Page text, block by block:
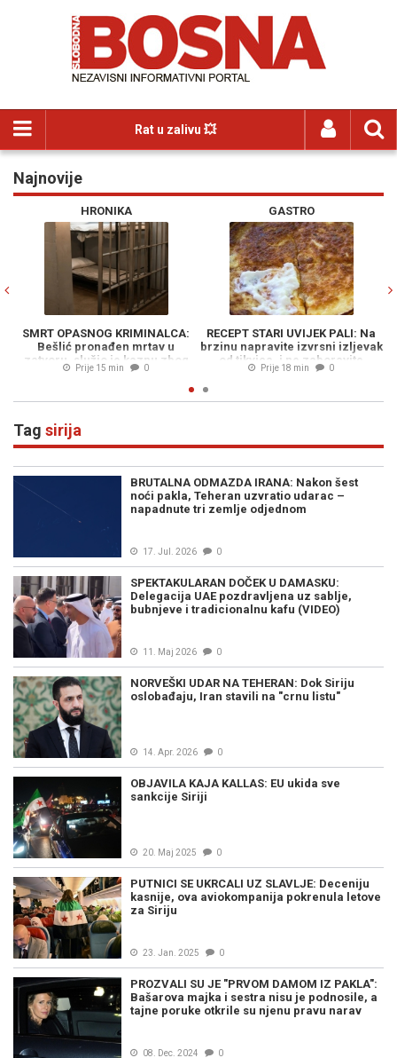
Rat u zalivu 💥
Najnovije
HRONIKA
SMRT OPASNOG KRIMINALCA:
Bešlić pronađen mrtav u
zatvoru, služio je kaznu zbog
ovih djela...
Prije 15 min 0
GASTRO
RECEPT STARI UVIJEK PALI: Na
brzinu napravite izvrsni izljevak
od tikvica, i ne zaboravite
jogurt...
Prije 18 min 0
Tag sirija
BRUTALNA ODMAZDA IRANA: Nakon šest
noći pakla, Teheran uzvratio udarac –
napadnute tri zemlje odjednom
17. Jul. 2026 0
SPEKTAKULARAN DOČEK U DAMASKU:
Delegacija UAE pozdravljena uz sablje,
bubnjeve i tradicionalnu kafu (VIDEO)
11. Maj 2026 0
NORVEŠKI UDAR NA TEHERAN: Dok Siriju
oslobađaju, Iran stavili na "crnu listu"
14. Apr. 2026 0
OBJAVILA KAJA KALLAS: EU ukida sve
sankcije Siriji
20. Maj 2025 0
PUTNICI SE UKRCALI UZ SLAVLJE: Deceniju
kasnije, ova aviokompanija pokrenula letove
za Siriju
23. Jan. 2025 0
PROZVALI SU JE "PRVOM DAMOM IZ PAKLA":
Bašarova majka i sestra nisu je podnosile, a
tajne poruke otkrile su njenu pravu narav
08. Dec. 2024 0